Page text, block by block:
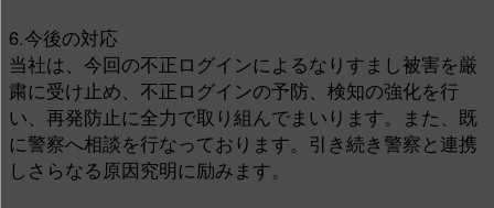
6.今後の対応
当社は、今回の不正ログインによるなりすまし被害を厳
粛に受け止め、不正ログインの予防、検知の強化を行
い、再発防止に全力で取り組んでまいります。また、既
に警察へ相談を行なっております。引き続き警察と連携
しさらなる原因究明に励みます。